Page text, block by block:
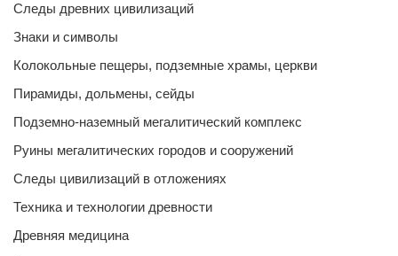
Следы древних цивилизаций
Знаки и символы
Колокольные пещеры, подземные храмы, церкви
Пирамиды, дольмены, сейды
Подземно-наземный мегалитический комплекс
Руины мегалитических городов и сооружений
Следы цивилизаций в отложениях
Техника и технологии древности
Древняя медицина